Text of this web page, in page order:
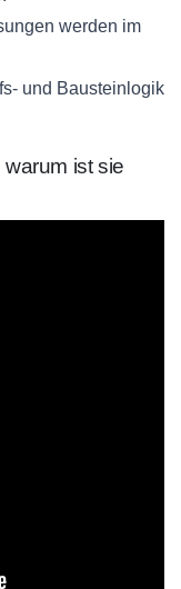
werden im
und Bausteinlogik
ist sie